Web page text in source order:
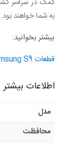
به شما خواهند بود.
بیشتر بخوانید:
قطعات Samsung S9
اطلاعات بیشتر
مدل
محافظت